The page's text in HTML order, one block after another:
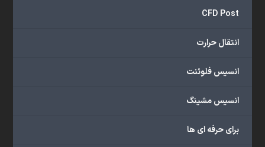
CFD Post
انتقال حرارت
انسیس فلوئنت
انسیس مشینگ
برای حرفه ای ها
...
می‌دهد.
می‌توانید
خدمات
گروه